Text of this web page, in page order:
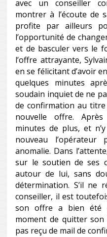
avec un conseiller
montrer à l’écoute de
profite par ailleurs
l’opportunité de
et de basculer vers le
l’offre attrayante,
en se félicitant d’avoir
quelques minutes
soudain inquiet de ne
de confirmation au
nouvelle offre.
minutes de plus, et
nouveau l’opérateur
anomalie. Dans
sur le soutien de ses
autour de lui, sans
détermination. S’il ne
conseiller, il est
son offre a bien été
moment de quitter son
pas reçu de mail de